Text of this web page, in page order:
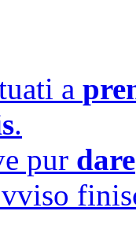
a
.
pur dare